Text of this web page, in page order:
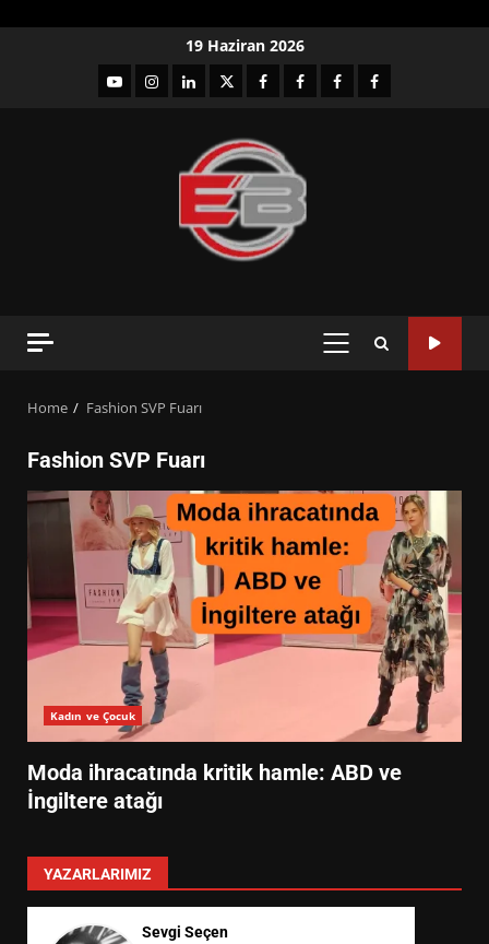
19 Haziran 2026
YouTubeInstagram
LinkedIntwitterfacebook-Facebook-
Facebook-Facebook-
PRIMARY
Home Fashion SVP Fuarı
Fashion SVP Fuarı
Kadın ve Çocuk
Moda ihracatında kritik hamle: ABD ve
İngiltere atağı
YAZARLARIMIZ
Sevgi Seçen